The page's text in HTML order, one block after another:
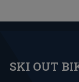
SKI OUT